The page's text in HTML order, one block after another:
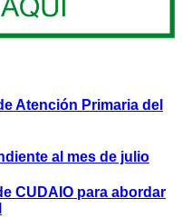
Atención Primaria del
al mes de julio
CUDAIO para abordar